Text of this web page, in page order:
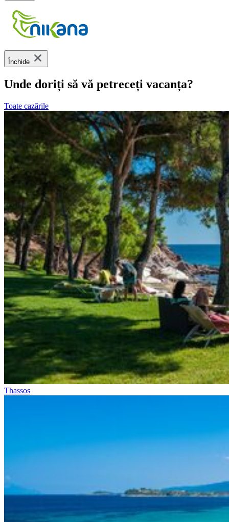
Închide
Unde doriți să vă petreceți vacanța?
Toate cazările
Thassos